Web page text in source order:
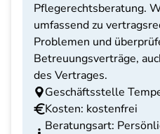
Pflegerechtsberatung.
umfassend zu
Problemen und
Betreuungsverträge,
des Vertrages.
Geschäftsstelle
Kosten: kostenfrei
Beratungsart: